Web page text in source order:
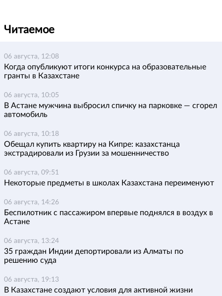
Читаемое
06 августа, 12:08
Когда опубликуют итоги конкурса на образовательные
гранты в Казахстане
06 августа, 10:05
В Астане мужчина выбросил спичку на парковке — сгорел
автомобиль
06 августа, 10:18
Обещал купить квартиру на Кипре: казахстанца
экстрадировали из Грузии за мошенничество
06 августа, 09:51
Некоторые предметы в школах Казахстана переименуют
06 августа, 14:26
Беспилотник с пассажиром впервые поднялся в воздух в
Астане
06 августа, 13:24
35 граждан Индии депортировали из Алматы по
решению суда
06 августа, 19:13
В Казахстане создают условия для активной жизни